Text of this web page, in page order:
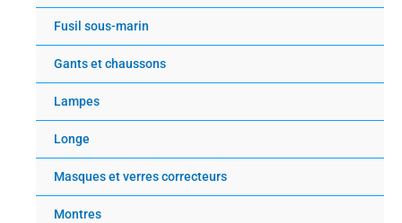
Fusil sous-marin
Gants et chaussons
Lampes
Longe
Masques et verres correcteurs
Montres